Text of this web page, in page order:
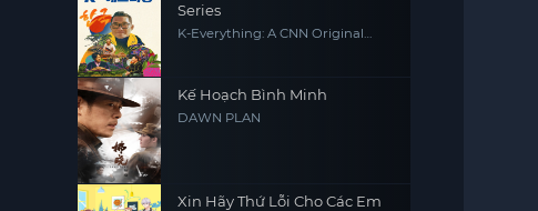
Series
K-Everything: A CNN Original
Kế Hoạch Bình Minh
DAWN PLAN
Xin Hãy Thứ Lỗi Cho Các Em